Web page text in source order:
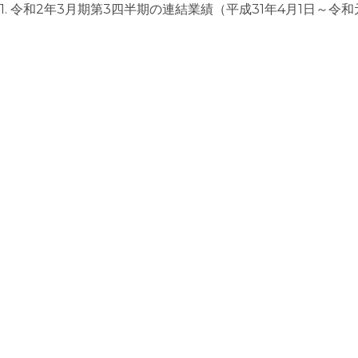
1. 令和2年3月期第3四半期の連結業績（平成31年4月1日～令和